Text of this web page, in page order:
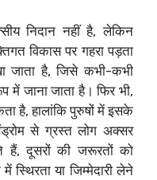
निदान नहीं है, लेकिन
विकास पर गहरा पड़ता
जाता है, जिसे कभी-कभी
में जाना जाता है। फिर भी,
है, हालांकि पुरुषों में इसके
से ग्रस्त लोग अक्सर
हैं, दूसरों की जरूरतों को
या जिम्मेदारी लेने